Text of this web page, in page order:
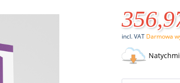
incl. VAT Darmowa